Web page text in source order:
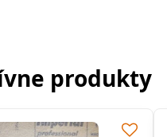
produkty